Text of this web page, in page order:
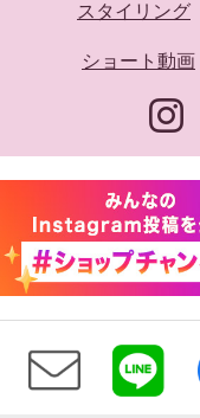
スタイリング
ショート動画